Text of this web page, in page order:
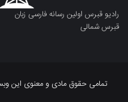
رادیو قبرس اولین رسانه فارسی زبان
قبرس شمالی
تمامی حقوق مادی و معنوی این